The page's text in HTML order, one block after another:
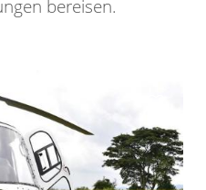
bereisen.